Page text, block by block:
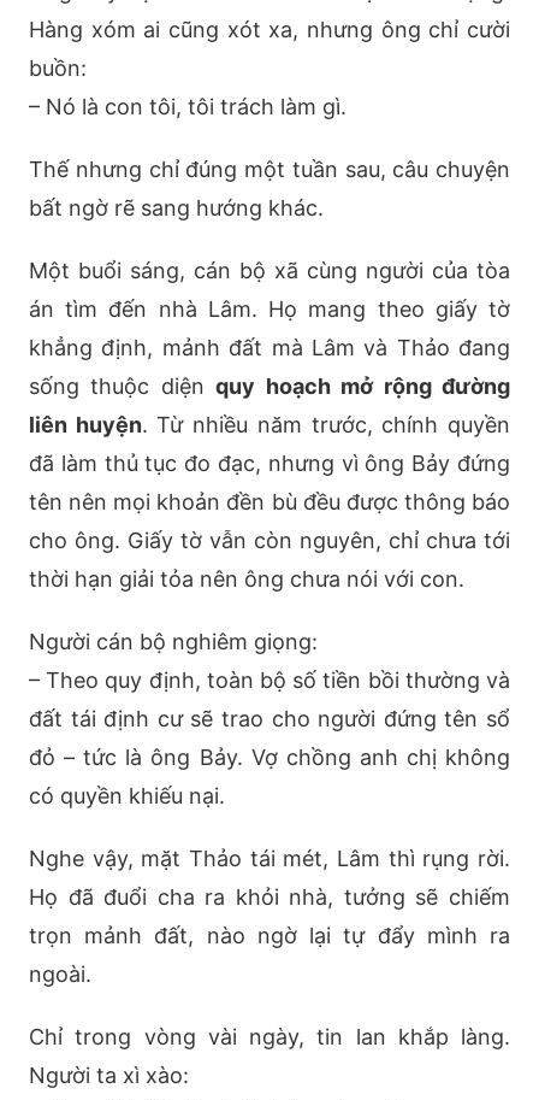
Hàng xóm ai cũng xót xa, nhưng ông chỉ cười
buồn:
– Nó là con tôi, tôi trách làm gì.
Thế nhưng chỉ đúng một tuần sau, câu chuyện
bất ngờ rẽ sang hướng khác.
Một buổi sáng, cán bộ xã cùng người của tòa
án tìm đến nhà Lâm. Họ mang theo giấy tờ
khẳng định, mảnh đất mà Lâm và Thảo đang
sống thuộc diệnquy hoạch mở rộng đường
liên huyện. Từ nhiều năm trước, chính quyền
đã làm thủ tục đo đạc, nhưng vì ông Bảy đứng
tên nên mọi khoản đền bù đều được thông báo
cho ông. Giấy tờ vẫn còn nguyên, chỉ chưa tới
thời hạn giải tỏa nên ông chưa nói với con.
Người cán bộ nghiêm giọng:
– Theo quy định, toàn bộ số tiền bồi thường và
đất tái định cư sẽ trao cho người đứng tên sổ
đỏ – tức là ông Bảy. Vợ chồng anh chị không
có quyền khiếu nại.
Nghe vậy, mặt Thảo tái mét, Lâm thì rụng rời.
Họ đã đuổi cha ra khỏi nhà, tưởng sẽ chiếm
trọn mảnh đất, nào ngờ lại tự đẩy mình ra
ngoài.
Chỉ trong vòng vài ngày, tin lan khắp làng.
Người ta xì xào: